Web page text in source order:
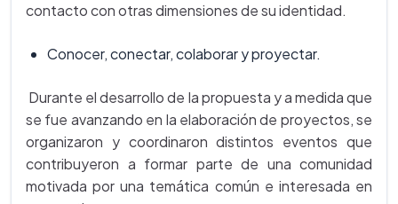
contacto con otras dimensiones de su identidad.
Conocer, conectar, colaborar y proyectar.
Durante el desarrollo de la propuesta y a medida que
se fue avanzando en la elaboración de proyectos, se
organizaron y coordinaron distintos eventos que
contribuyeron a formar parte de una comunidad
motivada por una temática común e interesada en